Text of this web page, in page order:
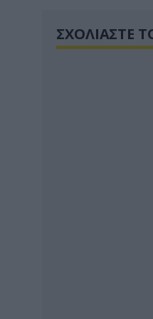
ΣΧΟΛΙΑΣΤΕ